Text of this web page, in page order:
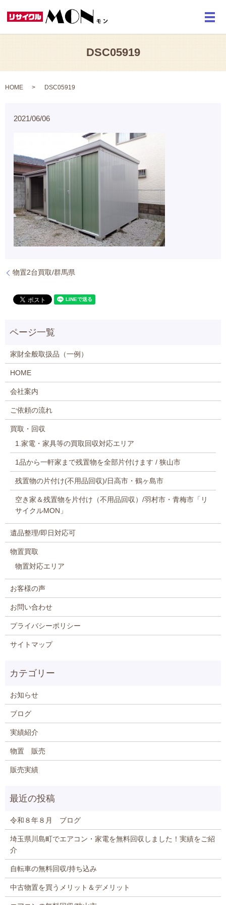
メ
DSC05919
HOME DSC05919
2021/06/06
物置2台買取/群馬県
家財全般取扱品（一例）
HOME
会社案内
ご依頼の流れ
買取・回収
1.家電・家具等の買取回収対応エリア
1品から一軒家まで残置物を全部片付けます / 狭山市
残置物の片付け(不用品回収)/日高市・鶴ヶ島市
空き家＆残置物を片付け（不用品回収）/羽村市・青梅市「リ
サイクルMON」
遺品整理/即日対応可
物置買取
物置対応エリア
お客様の声
お問い合わせ
プライバシーポリシー
サイトマップ
お知らせ
ブログ
実績紹介
物置 販売
販売実績
令和８年８月 ブログ
埼玉県川島町でエアコン・家電を無料回収しました！実績をご紹
介
自転車の無料回収/持ち込み
中古物置を買うメリット＆デメリット